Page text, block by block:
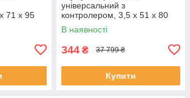
71 х 95
універсальний з
контролером, 3,5 х 51 х 80
мм (1600 mAh)/ для
смартфона, планшета
В наявності
344 ₴ 37 799 ₴
Купити